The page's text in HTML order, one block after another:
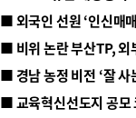
■ 외국인 선원 ‘인신매
■ 비위 논란 부산TP, 외